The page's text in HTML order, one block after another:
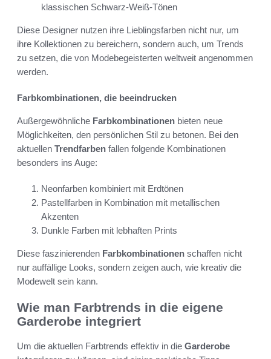
klassischen Schwarz-Weiß-Tönen
Diese Designer nutzen ihre Lieblingsfarben nicht nur, um
ihre Kollektionen zu bereichern, sondern auch, um Trends
zu setzen, die von Modebegeisterten weltweit angenommen
werden.
Farbkombinationen, die beeindrucken
Außergewöhnliche Farbkombinationen bieten neue
Möglichkeiten, den persönlichen Stil zu betonen. Bei den
aktuellen Trendfarben fallen folgende Kombinationen
besonders ins Auge:
Neonfarben kombiniert mit Erdtönen
Pastellfarben in Kombination mit metallischen
Akzenten
Dunkle Farben mit lebhaften Prints
Diese faszinierenden Farbkombinationen schaffen nicht
nur auffällige Looks, sondern zeigen auch, wie kreativ die
Modewelt sein kann.
Wie man Farbtrends in die eigene
Garderobe integriert
Um die aktuellen Farbtrends effektiv in die Garderobe